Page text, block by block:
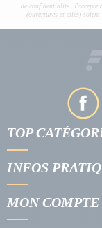
de confidentialité. J'accepte
(ouvertures et clics) soient
TOP
INFOS
MON COMPTE